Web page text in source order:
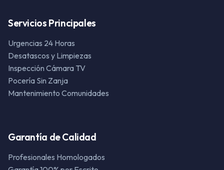
Servicios Principales
Urgencias 24 Horas
Desatascos y Limpiezas
Inspección Cámara TV
Pocería Sin Zanja
Mantenimiento Comunidades
Garantía de Calidad
Profesionales Homologados